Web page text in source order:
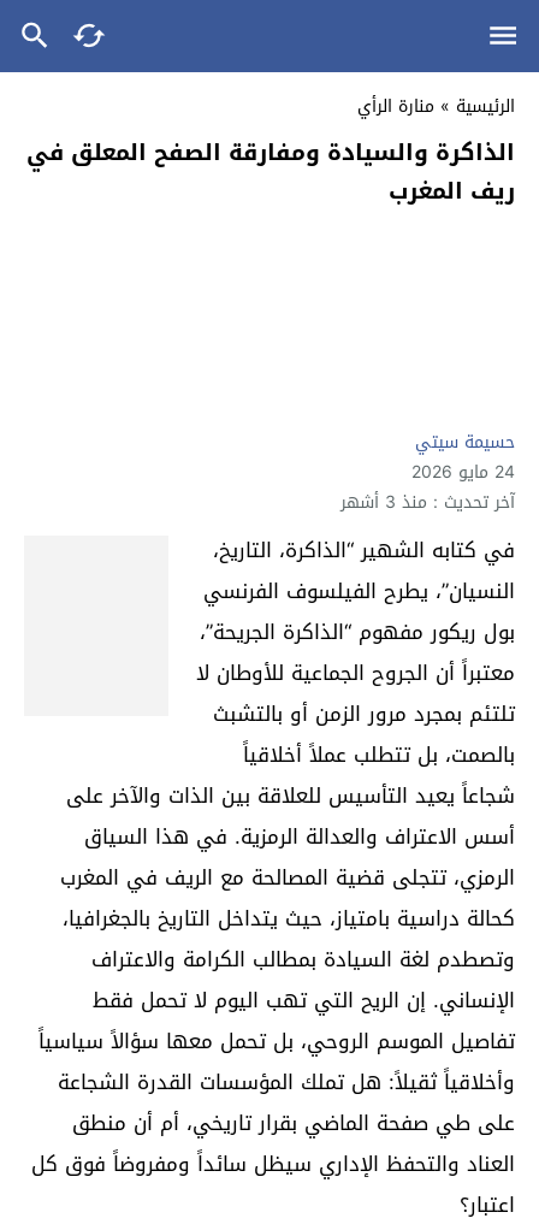
الرئيسية » منارة الرأي
الذاكرة والسيادة ومفارقة الصفح المعلق في
ريف المغرب
حسيمة سيتي
24 مايو 2026
آخر تحديث : منذ 3 أشهر
في كتابه الشهير “الذاكرة، التاريخ،
النسيان”، يطرح الفيلسوف الفرنسي
بول ريكور مفهوم “الذاكرة الجريحة”،
معتبراً أن الجروح الجماعية للأوطان لا
تلتئم بمجرد مرور الزمن أو بالتشبث
بالصمت، بل تتطلب عملاً أخلاقياً
شجاعاً يعيد التأسيس للعلاقة بين الذات والآخر على
أسس الاعتراف والعدالة الرمزية. في هذا السياق
الرمزي، تتجلى قضية المصالحة مع الريف في المغرب
كحالة دراسية بامتياز، حيث يتداخل التاريخ بالجغرافيا،
وتصطدم لغة السيادة بمطالب الكرامة والاعتراف
الإنساني. إن الريح التي تهب اليوم لا تحمل فقط
تفاصيل الموسم الروحي، بل تحمل معها سؤالاً سياسياً
وأخلاقياً ثقيلاً: هل تملك المؤسسات القدرة الشجاعة
على طي صفحة الماضي بقرار تاريخي، أم أن منطق
العناد والتحفظ الإداري سيظل سائداً ومفروضاً فوق كل
اعتبار؟